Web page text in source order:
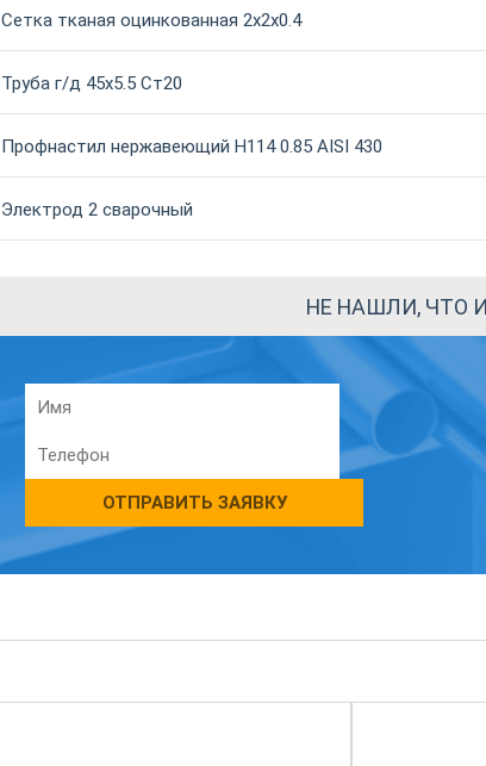
Сетка тканая оцинкованная 2х2х0.4
Труба г/д 45х5.5 Ст20
Профнастил нержавеющий Н114 0.85 AISI 430
Электрод 2 сварочный
НЕ НАШЛИ, ЧТО
ОТПРАВИТЬ ЗАЯВКУ